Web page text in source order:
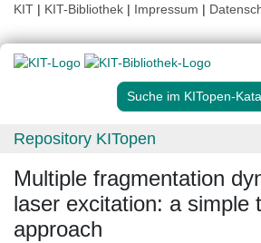
KIT | KIT-Bibliothek | Impressum |
Suche im KITopen-
Repository KITopen
Multiple fragmentation
laser excitation: a simple
approach